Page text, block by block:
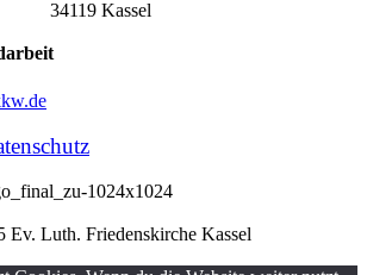
34119 Kassel
Ev. Luth. Friedenskirche Kassel